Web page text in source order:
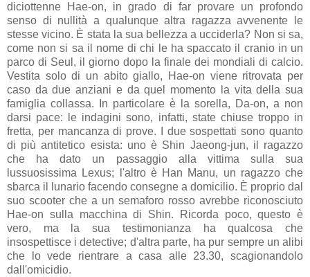
diciottenne Hae-on, in grado di far provare un profondo
senso di nullità a qualunque altra ragazza avvenente le
stesse vicino. È stata la sua bellezza a ucciderla? Non si sa,
come non si sa il nome di chi le ha spaccato il cranio in un
parco di Seul, il giorno dopo la finale dei mondiali di calcio.
Vestita solo di un abito giallo, Hae-on viene ritrovata per
caso da due anziani e da quel momento la vita della sua
famiglia collassa. In particolare è la sorella, Da-on, a non
darsi pace: le indagini sono, infatti, state chiuse troppo in
fretta, per mancanza di prove. I due sospettati sono quanto
di più antitetico esista: uno è Shin Jaeong-jun, il ragazzo
che ha dato un passaggio alla vittima sulla sua
lussuosissima Lexus; l'altro è Han Manu, un ragazzo che
sbarca il lunario facendo consegne a domicilio. È proprio dal
suo scooter che a un semaforo rosso avrebbe riconosciuto
Hae-on sulla macchina di Shin. Ricorda poco, questo è
vero, ma la sua testimonianza ha qualcosa che
insospettisce i detective; d'altra parte, ha pur sempre un alibi
che lo vede rientrare a casa alle 23.30, scagionandolo
dall'omicidio.